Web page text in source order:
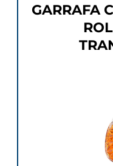
GARRAFA